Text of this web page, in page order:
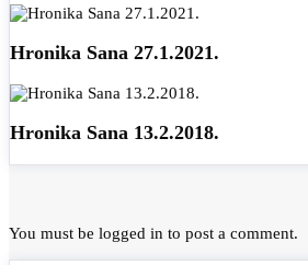
Hronika Sana 27.1.2021.
Hronika Sana 13.2.2018.
You must be logged in to post a comment.